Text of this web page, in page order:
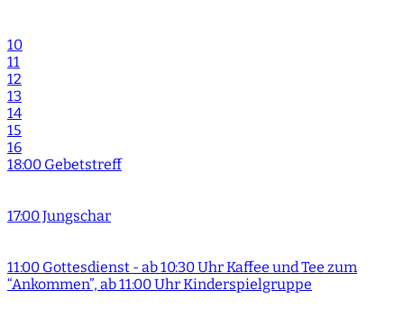
10
11
12
13
14
15
16
18:00 Gebetstreff
17:00 Jungschar
11:00 Gottesdienst - ab 10:30 Uhr Kaffee und Tee zum
“Ankommen”, ab 11:00 Uhr Kinderspielgruppe